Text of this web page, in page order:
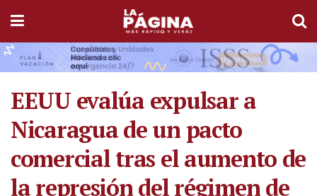
EEUU evalúa expulsar a
Nicaragua de un pacto
comercial tras el aumento de
la represión del régimen de